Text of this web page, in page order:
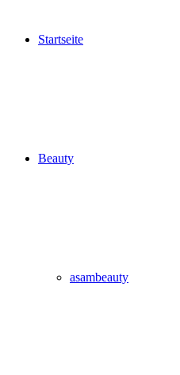
Startseite
Beauty
asambeauty